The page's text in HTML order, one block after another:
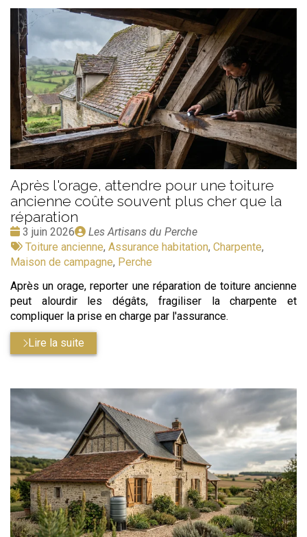
Après l'orage, attendre pour une toiture
ancienne coûte souvent plus cher que la
réparation
Date
:
3 juin 2026
Publié
par
Les Artisans du Perche
Tags
:
Toiture ancienne, Assurance habitation, Charpente,
Maison de campagne, Perche
Après un orage, reporter une réparation de toiture ancienne
peut alourdir les dégâts, fragiliser la charpente et
compliquer la prise en charge par l'assurance.
Lire la suite